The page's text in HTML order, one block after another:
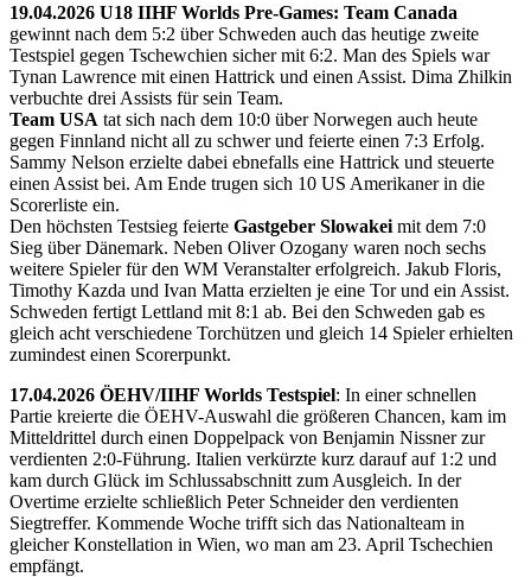
19.04.2026 U18 IIHF Worlds Pre-Games: Team Canada
gewinnt nach dem 5:2 über Schweden auch das heutige zweite
Testspiel gegen Tschewchien sicher mit 6:2. Man des Spiels war
Tynan Lawrence mit einen Hattrick und einen Assist. Dima Zhilkin
verbuchte drei Assists für sein Team.
Team USA tat sich nach dem 10:0 über Norwegen auch heute
gegen Finnland nicht all zu schwer und feierte einen 7:3 Erfolg.
Sammy Nelson erzielte dabei ebnefalls eine Hattrick und steuerte
einen Assist bei. Am Ende trugen sich 10 US Amerikaner in die
Scorerliste ein.
Den höchsten Testsieg feierte Gastgeber Slowakei mit dem 7:0
Sieg über Dänemark. Neben Oliver Ozogany waren noch sechs
weitere Spieler für den WM Veranstalter erfolgreich. Jakub Floris,
Timothy Kazda und Ivan Matta erzielten je eine Tor und ein Assist.
Schweden fertigt Lettland mit 8:1 ab. Bei den Schweden gab es
gleich acht verschiedene Torchützen und gleich 14 Spieler erhielten
zumindest einen Scorerpunkt.
17.04.2026 ÖEHV/IIHF Worlds Testspiel: In einer schnellen
Partie kreierte die ÖEHV-Auswahl die größeren Chancen, kam im
Mitteldrittel durch einen Doppelpack von Benjamin Nissner zur
verdienten 2:0-Führung. Italien verkürzte kurz darauf auf 1:2 und
kam durch Glück im Schlussabschnitt zum Ausgleich. In der
Overtime erzielte schließlich Peter Schneider den verdienten
Siegtreffer. Kommende Woche trifft sich das Nationalteam in
gleicher Konstellation in Wien, wo man am 23. April Tschechien
empfängt.